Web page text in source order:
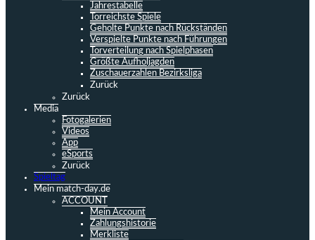
Jahrestabelle
Torreichste Spiele
Geholte Punkte nach Rückständen
Verspielte Punkte nach Führungen
Torverteilung nach Spielphasen
Größte Aufholjagden
Zuschauerzahlen Bezirksliga
Zurück
Zurück
Media
Fotogalerien
Videos
App
eSports
Zurück
Spieltag
Mein match-day.de
ACCOUNT
Mein Account
Zahlungshistorie
Merkliste